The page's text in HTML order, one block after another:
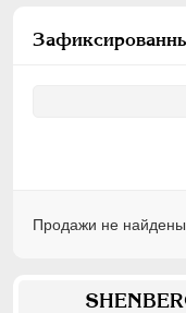
Продажи не найдены